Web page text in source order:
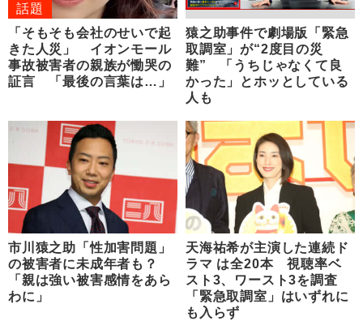
話題
「そもそも会社のせいで起
きた人災」 イオンモール
事故被害者の親族が慟哭の
証言 「最後の言葉は…」
猿之助事件で劇場版「緊急
取調室」が“2度目の災
難” 「うちじゃなくて良
かった」とホッとしている
人も
市川猿之助「性加害問題」
の被害者に未成年者も？
「親は強い被害感情をあら
わに」
天海祐希が主演した連続ド
ラマ は全20本 視聴率ベ
スト3、ワースト3を調査
「緊急取調室」はいずれに
も入らず